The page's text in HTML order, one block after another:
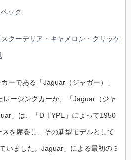
ック
スクーデリア・キャメロン・グリッケ
ーである「Jaguar（ジャガー）」
レーシングカーが、「Jaguar（ジャ
」は、「D-TYPE」によって1950
を席巻し、その新型モデルとして
いました。Jaguar」による最初のミ